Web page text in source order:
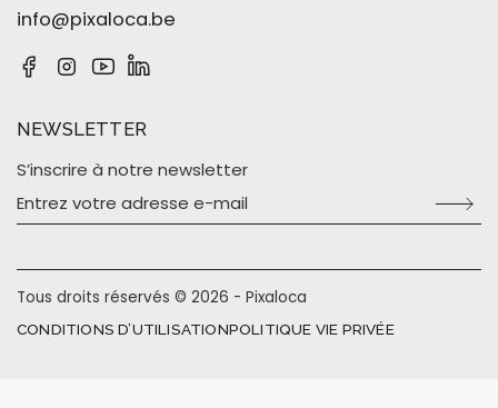
info@pixaloca.be
NEWSLETTER
S’inscrire à notre newsletter
Tous droits réservés © 2026 - Pixaloca
CONDITIONS D’UTILISATIONPOLITIQUE VIE PRIVÉE